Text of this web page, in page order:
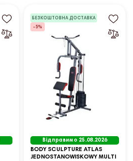
БЕЗКОШТОВНА ДОСТАВКА
-5%
Відправимо 25.08.2026
BODY SCULPTURE ATLAS
JEDNOSTANOWISKOWY MULTI